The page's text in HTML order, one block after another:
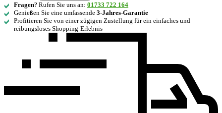
Fragen? Rufen Sie uns an: 01733 722 164
Genießen Sie eine umfassende 3-Jahres-Garantie
Profitieren Sie von einer zügigen Zustellung für ein einfaches und
reibungsloses Shopping-Erlebnis